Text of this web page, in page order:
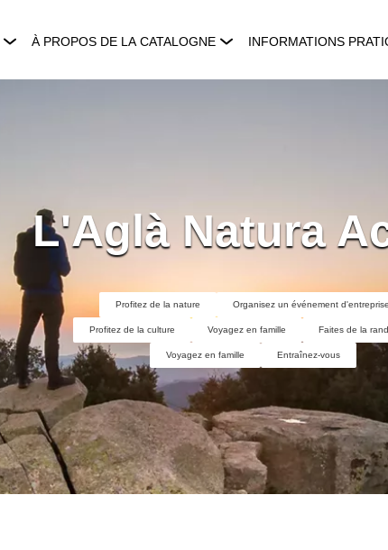
À PROPOS DE LA CATALOGNE INFORMATIONS
L'Aglà Natura
Profitez de la nature Organisez un événement d'entreprise
Profitez de la culture Voyagez en famille Faites de la
Voyagez en famille Entraînez-vous